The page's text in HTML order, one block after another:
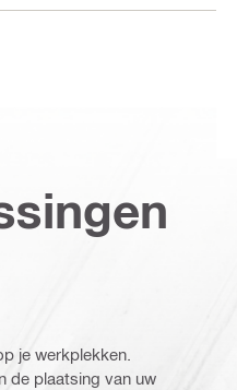
je werkplekken.
de plaatsing van uw